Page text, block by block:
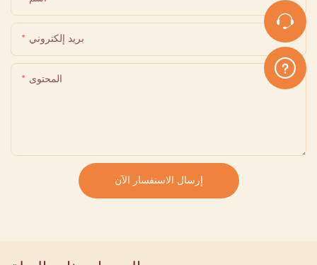
بريد إلكتروني
المحتوى
إرسال الاستفسار الآن